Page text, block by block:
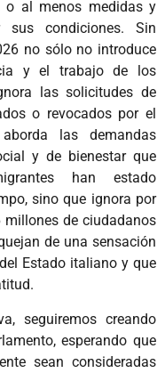
o al menos medidas y
sus condiciones. Sin
no sólo no introduce
y el trabajo de los
las solicitudes de
o revocados por el
las demandas
y de bienestar que
han estado
sino que ignora por
de ciudadanos
de una sensación
Estado italiano y que
seguiremos creando
esperando que
sean consideradas